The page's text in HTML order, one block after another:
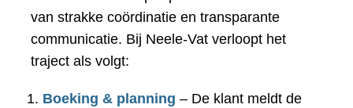
van strakke coördinatie en transparante
communicatie. Bij Neele-Vat verloopt het
traject als volgt:
Boeking & planning – De klant meldt de